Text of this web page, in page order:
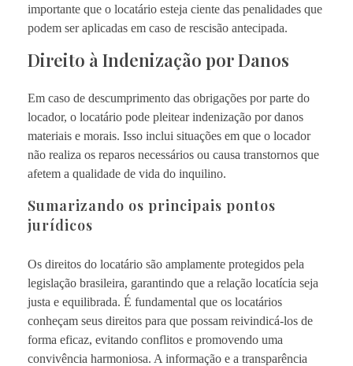
importante que o locatário esteja ciente das penalidades que
podem ser aplicadas em caso de rescisão antecipada.
Direito à Indenização por Danos
Em caso de descumprimento das obrigações por parte do
locador, o locatário pode pleitear indenização por danos
materiais e morais. Isso inclui situações em que o locador
não realiza os reparos necessários ou causa transtornos que
afetem a qualidade de vida do inquilino.
Sumarizando os principais pontos
jurídicos
Os direitos do locatário são amplamente protegidos pela
legislação brasileira, garantindo que a relação locatícia seja
justa e equilibrada. É fundamental que os locatários
conheçam seus direitos para que possam reivindicá-los de
forma eficaz, evitando conflitos e promovendo uma
convivência harmoniosa. A informação e a transparência